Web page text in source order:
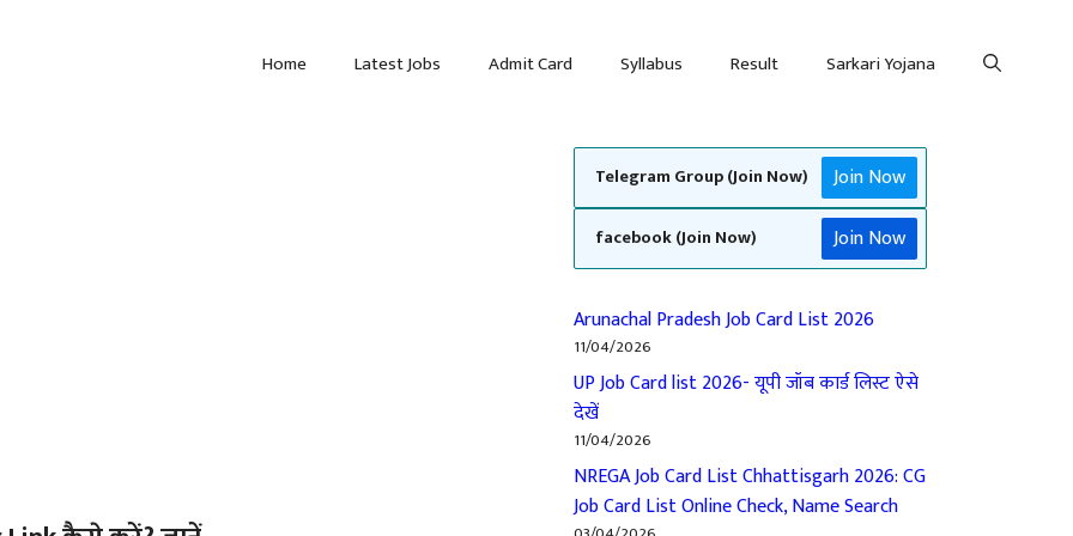
Home Latest Jobs Admit Card Syllabus Result Sarkari Yojana
Telegram Group (Join Now) Join Now
facebook (Join Now) Join Now
Arunachal Pradesh Job Card List 2026
11/04/2026
UP Job Card list 2026- यूपी जॉब कार्ड लिस्ट ऐसे
देखें
11/04/2026
NREGA Job Card List Chhattisgarh 2026: CG
Job Card List Online Check, Name Search